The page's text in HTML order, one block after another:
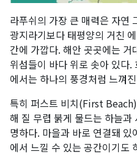
라푸쉬의 가장 큰 매력은 자연
광지라기보다 태평양의 거친
간에 가깝다. 해안 곳곳에는
위섬들이 바다 위로 솟아 있다
에서는 하나의 풍경처럼 느껴
특히 퍼스트 비치(First
해 질 무렵 붉게 물드는 하늘
명하다. 마을과 바로 연결돼
에서 느낄 수 있는 공간이기도